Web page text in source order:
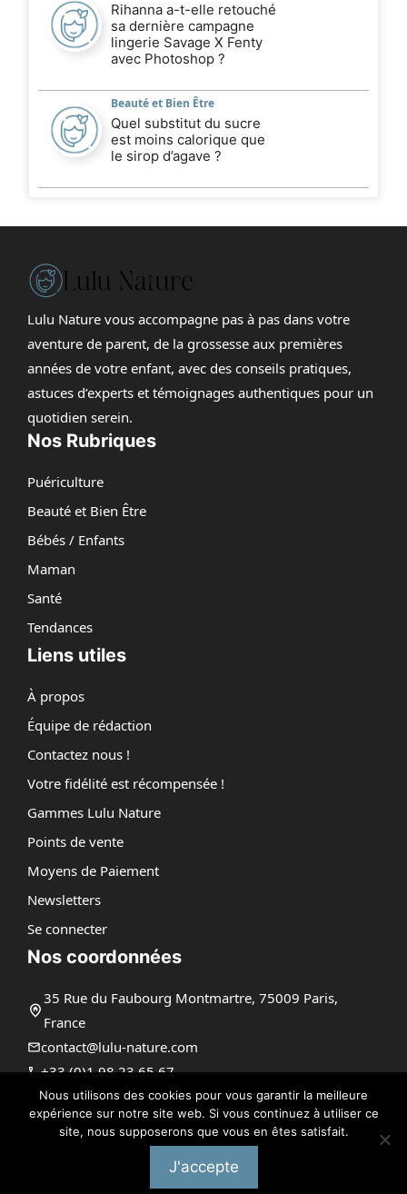
Rihanna a-t-elle retouché
sa dernière campagne
lingerie Savage X Fenty
avec Photoshop ?
Beauté et Bien Être
Quel substitut du sucre
est moins calorique que
le sirop d’agave ?
Lulu Nature vous accompagne pas à pas dans votre
aventure de parent, de la grossesse aux premières
années de votre enfant, avec des conseils pratiques,
astuces d’experts et témoignages authentiques pour un
quotidien serein.
Nos Rubriques
Puériculture
Beauté et Bien Être
Bébés / Enfants
Maman
Santé
Tendances
Liens utiles
À propos
Équipe de rédaction
Contactez nous !
Votre fidélité est récompensée !
Gammes Lulu Nature
Points de vente
Moyens de Paiement
Newsletters
Se connecter
Nos coordonnées
35 Rue du Faubourg Montmartre, 75009 Paris,
France
contact@lulu-nature.com
+33 (0)1 98 23 65 67
@ 2026 | Tous droits réservés |Lulu Nature
Mentions Légales
Nous utilisons des cookies pour vous garantir la meilleure
expérience sur notre site web. Si vous continuez à utiliser ce
site, nous supposerons que vous en êtes satisfait.
J'accepte